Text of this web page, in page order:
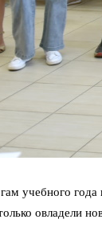
учебного
овладели